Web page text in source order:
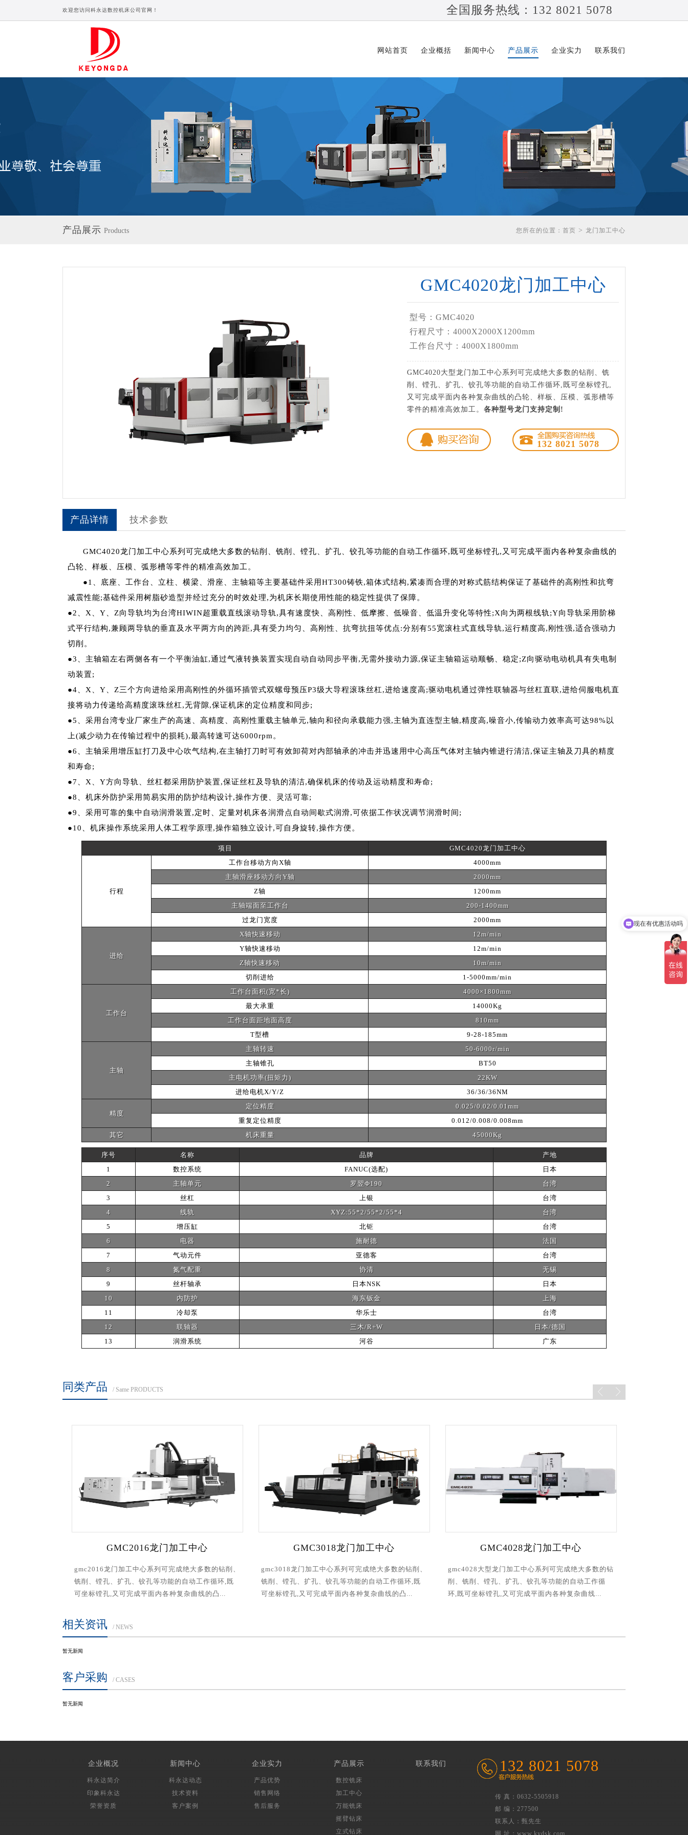
欢迎您访问科永达数控机床公司官网！ 全国服务热线：132 8021 5078
网站首页 企业概括 新闻中心 产品展示 企业实力 联系我们
产品展示 Products 您所在的位置： 首页 > 龙门加工中心
GMC4020龙门加工中心
型号：GMC4020
行程尺寸：4000X2000X1200mm
工作台尺寸：4000X1800mm
GMC4020大型龙门加工中心系列可完成绝大多数的钻削、铣
削、镗孔、扩孔、铰孔等功能的自动工作循环,既可坐标镗孔,
又可完成平面内各种复杂曲线的凸轮、样板、压模、弧形槽等
零件的精准高效加工。 各种型号龙门支持定制!
132 8021 5078
产品详情 技术参数
GMC4020龙门加工中心系列可完成绝大多数的钻削、铣削、镗孔、扩孔、铰孔等功能的自动工作循环,既可坐标镗孔,又可完成平面内各种复杂曲线的
凸轮、样板、压模、弧形槽等零件的精准高效加工。
●1、底座、工作台、立柱、横梁、滑座、主轴箱等主要基础件采用HT300铸铁,箱体式结构,紧凑而合理的对称式筋结构保证了基础件的高刚性和抗弯
减震性能;基础件采用树脂砂造型并经过充分的时效处理,为机床长期使用性能的稳定性提供了保障。
●2、X、Y、Z向导轨均为台湾HIWIN超重载直线滚动导轨,具有速度快、高刚性、低摩擦、低噪音、低温升变化等特性;X向为两根线轨;Y向导轨采用阶梯
式平行结构,兼顾两导轨的垂直及水平两方向的跨距,具有受力均匀、高刚性、抗弯抗扭等优点:分别有55宽滚柱式直线导轨,运行精度高,刚性强,适合强动力
切削。
●3、主轴箱左右两侧各有一个平衡油缸,通过气液转换装置实现自动自动同步平衡,无需外接动力源,保证主轴箱运动顺畅、稳定;Z向驱动电动机具有失电制
动装置;
●4、X、Y、Z三个方向进给采用高刚性的外循环插管式双螺母预压P3级大导程滚珠丝杠,进给速度高;驱动电机通过弹性联轴器与丝杠直联,进给伺服电机直
接将动力传递给高精度滚珠丝杠,无背隙,保证机床的定位精度和同步;
●5、采用台湾专业厂家生产的高速、高精度、高刚性重载主轴单元,轴向和径向承载能力强,主轴为直连型主轴,精度高,噪音小,传输动力效率高可达98%以
上(减少动力在传输过程中的损耗),最高转速可达6000rpm。
●6、主轴采用增压缸打刀及中心吹气结构,在主轴打刀时可有效卸荷对内部轴承的冲击并迅速用中心高压气体对主轴内锥进行清洁,保证主轴及刀具的精度
和寿命;
●7、X、Y方向导轨、丝杠都采用防护装置,保证丝杠及导轨的清洁,确保机床的传动及运动精度和寿命;
●8、机床外防护采用简易实用的防护结构设计,操作方便、灵活可靠;
●9、采用可靠的集中自动润滑装置,定时、定量对机床各润滑点自动间歇式润滑,可依据工作状况调节润滑时间;
●10、机床操作系统采用人体工程学原理,操作箱独立设计,可自身旋转,操作方便。
项目 GMC4020龙门加工中心
行程
工作台移动方向X轴
4000mm
主轴滑座移动方向Y轴
2000mm
Z轴
1200mm
主轴端面至工作台
200-1400mm
过龙门宽度
2000mm
进给
X轴快速移动
12m/min
Y轴快速移动
12m/min
Z轴快速移动
10m/min
切削进给
1-5000mm/min
工作台
工作台面积(宽*长)
4000×1800mm
最大承重
14000Kg
工作台面距地面高度
810mm
T型槽
9-28-185mm
主轴
主轴转速
50-6000r/min
主轴锥孔
BT50
主电机功率(扭矩力)
22KW
进给电机X/Y/Z
36/36/36NM
精度
定位精度
0.025/0.02/0.01mm
重复定位精度
0.012/0.008/0.008mm
其它
机床重量 45000Kg
序号 名称 品牌
产地
1
数控系统 FANUC(选配)
日本
2
主轴单元 罗翌Ф190
台湾
3
丝杠 上银
台湾
4
线轨 XYZ:55*2/55*2/55*4
台湾
5
增压缸 北钜
台湾
6
电器 施耐德
法国
7
气动元件 亚德客
台湾
8
氮气配重 协清
无锡
9
丝杆轴承 日本NSK
日本
10
内防护 海东钣金
上海
11
冷却泵 华乐士
台湾
12
联轴器 三木/R+W
日本/德国
13
润滑系统 河谷 广东
同类产品 / Same PRODUCTS
系列可完成绝大多数的钻削、
等功能的自动工作循环,既
面内各种复杂曲线的凸...
GMC3018龙门加工中心
gmc3018龙门加工中心系列可完成绝大多数的钻削、
铣削、镗孔、扩孔、铰孔等功能的自动工作循环,既
可坐标镗孔,又可完成平面内各种复杂曲线的凸...
GMC4028龙门加工中心
gmc4028大型龙门加工中心系列可完成绝大多数的钻
削、铣削、镗孔、扩孔、铰孔等功能的自动工作循
环,既可坐标镗孔,又可完成平面内各种复杂曲线...
GMC3020龙门加工中心
gmc3020龙门加工中心系列可完成绝大多数的钻削、
铣削、镗孔、扩孔、铰孔等功能的自动工作循环,既
可坐标镗孔,又可完成平面内各种复杂曲线的凸...
相关资讯 / NEWS
暂无新闻
客户采购 / CASES
暂无新闻
企业概况
科永达简介
印象科永达
荣誉资质
新闻中心
科永达动态
技术资料
客户案例
企业实力
产品优势
销售网络
售后服务
产品展示
数控铣床
加工中心
万能铣床
摇臂钻床
立式钻床
联系我们 132 8021 5078
传 真：0632-5505918
邮 编：277500
联系人：甄先生
网 址：www.kydsk.com
可以介绍下你们的产品么